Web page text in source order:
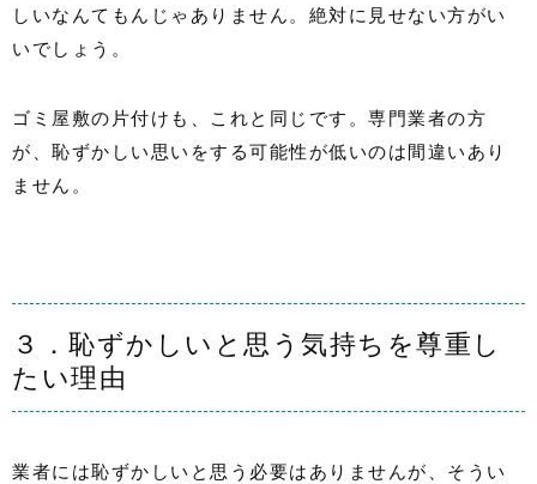
しいなんてもんじゃありません。絶対に見せない方がい
いでしょう。
ゴミ屋敷の片付けも、これと同じです。専門業者の方
が、恥ずかしい思いをする可能性が低いのは間違いあり
ません。
３．恥ずかしいと思う気持ちを尊重し
たい理由
業者には恥ずかしいと思う必要はありませんが、そうい